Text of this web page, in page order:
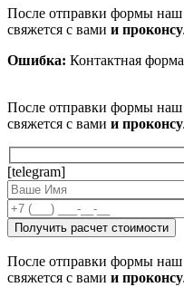
После отправки формы наш
свяжется с вами и
Ошибка: Контактная
После отправки формы наш
свяжется с вами и
[telegram]
После отправки формы наш
свяжется с вами и